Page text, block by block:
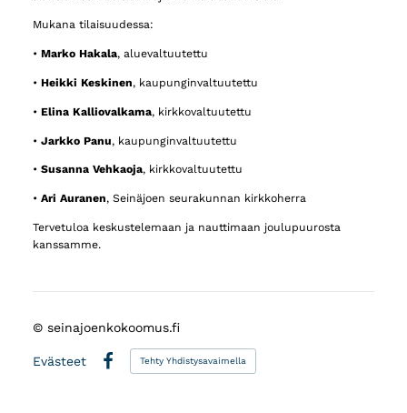
Mukana tilaisuudessa:
• Marko Hakala, aluevaltuutettu
• Heikki Keskinen, kaupunginvaltuutettu
• Elina Kalliovalkama, kirkkovaltuutettu
• Jarkko Panu, kaupunginvaltuutettu
• Susanna Vehkaoja, kirkkovaltuutettu
• Ari Auranen, Seinäjoen seurakunnan kirkkoherra
Tervetuloa keskustelemaan ja nauttimaan joulupuurosta
kanssamme.
© seinajoenkokoomus.fi
Evästeet
Facebook
Tehty Yhdistysavaimella